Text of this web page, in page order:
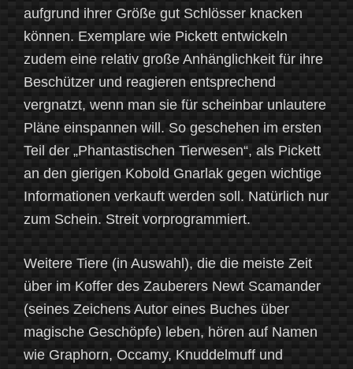
aufgrund ihrer Größe gut Schlösser knacken
können. Exemplare wie Pickett entwickeln
zudem eine relativ große Anhänglichkeit für ihre
Beschützer und reagieren entsprechend
vergnatzt, wenn man sie für scheinbar unlautere
Pläne einspannen will. So geschehen im ersten
Teil der „Phantastischen Tierwesen“, als Pickett
an den gierigen Kobold Gnarlak gegen wichtige
Informationen verkauft werden soll. Natürlich nur
zum Schein. Streit vorprogrammiert.
Weitere Tiere (in Auswahl), die die meiste Zeit
über im Koffer des Zauberers Newt Scamander
(seines Zeichens Autor eines Buches über
magische Geschöpfe) leben, hören auf Namen
wie Graphorn, Occamy, Knuddelmuff und